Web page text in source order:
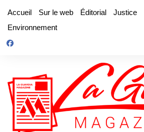
contenu
Accueil Sur le web Éditorial Justice
Environnement